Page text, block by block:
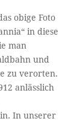
obige Foto
in diese
man
und
zu verorten.
anlässlich
In unserer